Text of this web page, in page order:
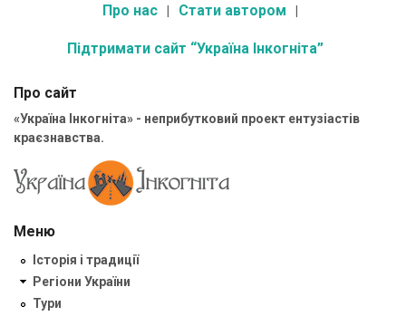
Про нас Стати автором
Підтримати сайт “Україна Інкогніта”
Про сайт
«Україна Інкогніта» - неприбутковий проект ентузіастів
краєзнавства.
Меню
Історія і традиції
Регіони України
Тури